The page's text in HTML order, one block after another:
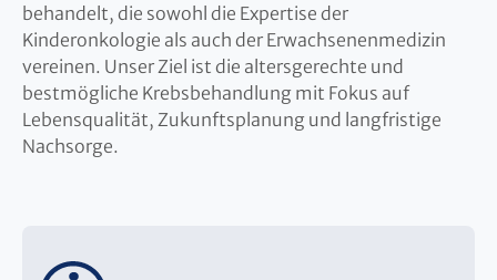
behandelt, die sowohl die Expertise der
Kinderonkologie als auch der Erwachsenenmedizin
vereinen. Unser Ziel ist die altersgerechte und
bestmögliche Krebsbehandlung mit Fokus auf
Lebensqualität, Zukunftsplanung und langfristige
Nachsorge.